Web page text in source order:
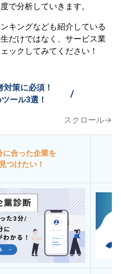
で分析していきます。
キングなども紹介している
だけではなく、サービス業
ックしてみてください！
対策に必須！
ール3選！
/
スクロール→
に合った企業を
見つけたい！